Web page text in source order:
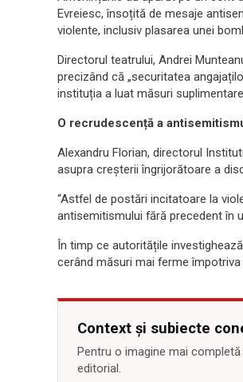
Evreiesc, însoțită de mesaje
violente, inclusiv plasarea unei
Directorul teatrului, Andrei
precizând că „securitatea
instituția a luat măsuri
O recrudescență a
Alexandru Florian, directorul
asupra creșterii îngrijorătoare a
“Astfel de postări incitatoare la
antisemitismului fără precedent în
În timp ce autoritățile
cerând măsuri mai ferme
Context și subiecte
Pentru o imagine mai
editorial.